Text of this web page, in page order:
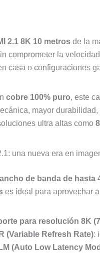
2.1 8K 10 metros de la
comprometer la
casa o configuraciones
cobre 100% puro, este
mayor
ultra altas como
una nueva era en
ancho de banda de hasta
es ideal para aprovechar
para resolución 8K
(Variable Refresh Rate):
(Auto Low Latency